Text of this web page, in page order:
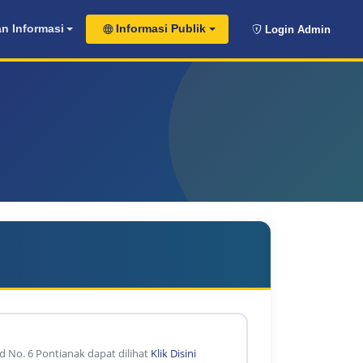
Informasi Informasi Publik Login Admin
No. 6 Pontianak dapat dilihat Klik Disini